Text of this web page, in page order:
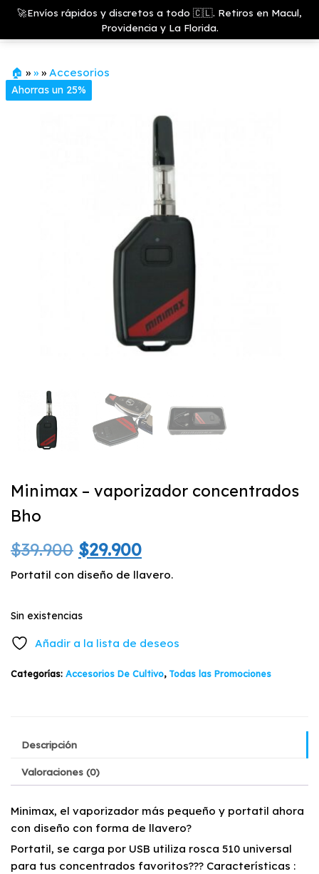
Saltar
contenido
🚀Envíos rápidos y discretos a todo 🇨🇱. Retiros en Macul,
Providencia y La Florida.
Growshop
& LED
Store
🏠 » » » Accesorios
Ahorras un 25%
Minimax – vaporizador concentrados
Bho
$39.900 El
precio
$29.900El
precio
Portatil con diseño de llavero.
Sin existencias
Añadir a la lista de deseos
Categorías: Accesorios De Cultivo, Todas las Promociones
Descripción
Valoraciones (0)
Minimax, el vaporizador más pequeño y portatil ahora
con diseño con forma de llavero?
Portatil, se carga por USB utiliza rosca 510 universal
para tus concentrados favoritos??? Características :